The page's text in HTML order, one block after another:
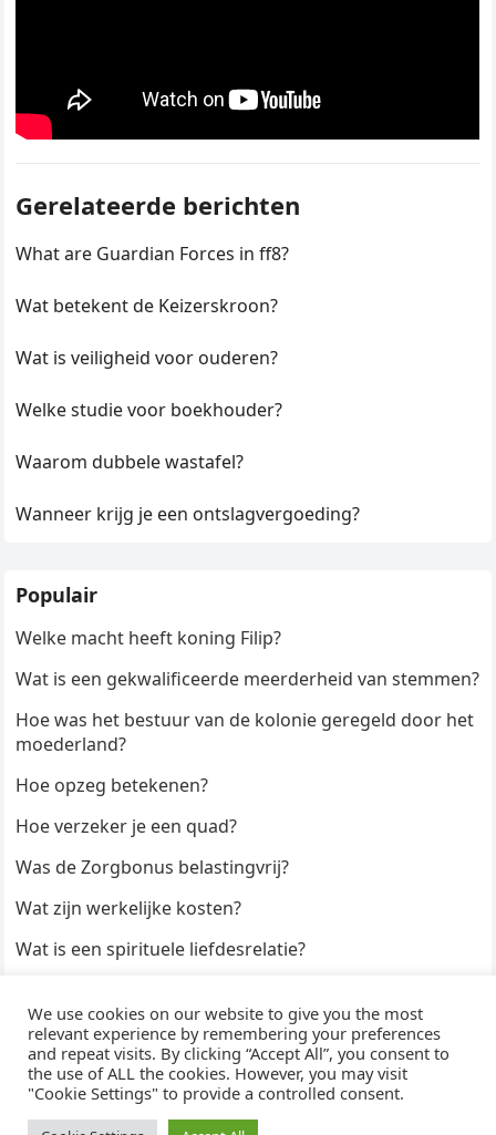
Gerelateerde berichten
What are Guardian Forces in ff8?
Wat betekent de Keizerskroon?
Wat is veiligheid voor ouderen?
Welke studie voor boekhouder?
Waarom dubbele wastafel?
Wanneer krijg je een ontslagvergoeding?
Populair
Welke macht heeft koning Filip?
Wat is een gekwalificeerde meerderheid van stemmen?
Hoe was het bestuur van de kolonie geregeld door het
moederland?
Hoe opzeg betekenen?
Hoe verzeker je een quad?
Was de Zorgbonus belastingvrij?
Wat zijn werkelijke kosten?
Wat is een spirituele liefdesrelatie?
Hoe duur zijn Keukendeurtjes?
© 2026WijzeAntwoorden- Thema doorWPEnjoy· Aangedreven door
WordPress
We use cookies on our website to give you the most
relevant experience by remembering your preferences
and repeat visits. By clicking “Accept All”, you consent to
the use of ALL the cookies. However, you may visit
"Cookie Settings" to provide a controlled consent.